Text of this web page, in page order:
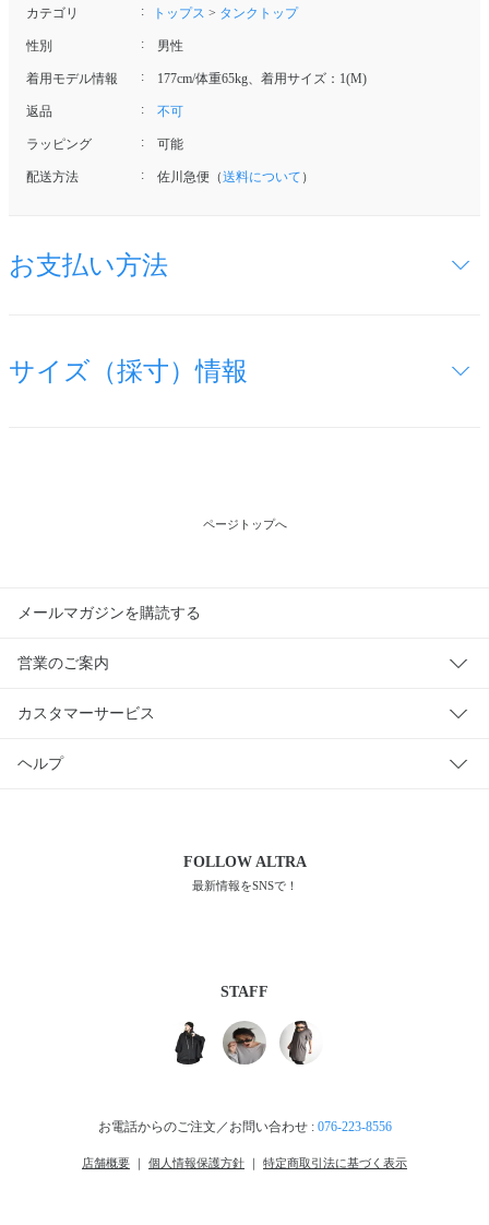
カテゴリ トップス > タンクトップ
性別 男性
着用モデル情報 177cm/体重65kg、着用サイズ：1(M)
返品 不可
ラッピング 可能
配送方法 佐川急便（送料について ）
お支払い方法
サイズ（採寸）情報
ページトップへ
メールマガジンを購読する
営業のご案内
カスタマーサービス
ヘルプ
FOLLOWALTRA
最新情報をSNSで！
STAFF
お電話からのご注文／お問い合わせ : 076-223-8556
店舗概要 ｜ 個人情報保護方針 ｜ 特定商取引法に基づく表示